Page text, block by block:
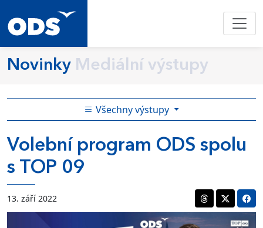
Novinky Mediální výstupy
Všechny výstupy
Volební program ODS spolu
s TOP 09
13. září 2022